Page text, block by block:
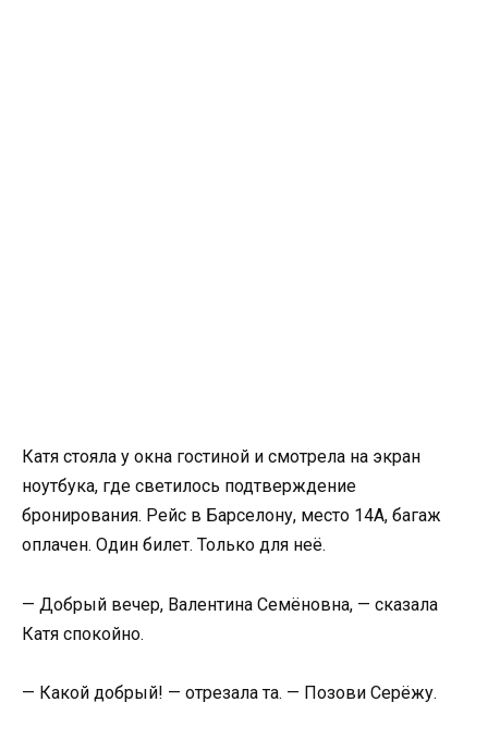
Катя стояла у окна гостиной и смотрела на экран
ноутбука, где светилось подтверждение
бронирования. Рейс в Барселону, место 14А, багаж
оплачен. Один билет. Только для неё.
— Добрый вечер, Валентина Семёновна, — сказала
Катя спокойно.
— Какой добрый! — отрезала та. — Позови Серёжу.